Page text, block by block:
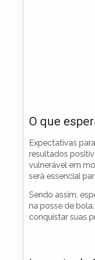
O que
Expectativas
resultados
vulnerável em
será essencial
Sendo assim,
na posse de
conquistar suas